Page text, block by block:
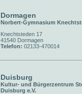
Dormagen
Norbert-Gymnasium
Knechtsteden 17
41540 Dormagen
Telefon: 02133-470014
Duisburg
Kultur- und Bürgerzentrum
Duisburg e.V.